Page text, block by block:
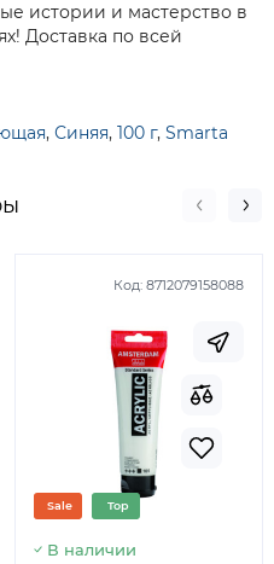
истории и мастерство в
Доставка по всей
, Синяя, 100 г, Smarta
Код: 8712079158088
Sale Top
В наличии